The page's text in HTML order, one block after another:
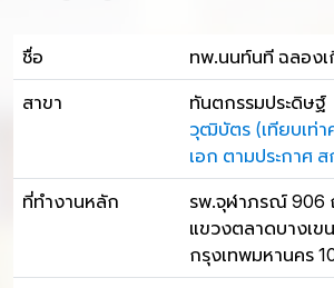
ชื่อ ทพ.นนท์นที ฉลอง
สาขา
ทันตกรรมประดิษฐ์
วุฒิบัตร (เทียบเ
เอก ตามประกาศ
ที่ทำงานหลัก
รพ.จุฬาภรณ์ 906
แขวงตลาดบางเข
กรุงเทพมหานคร